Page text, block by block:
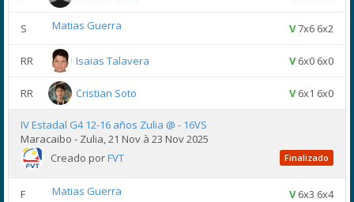
S Matias Guerra V7x6 6x2
RR Isaias Talavera V6x0 6x0
RR Cristian Soto V6x1 6x0
IV Estadal G4 12-16 años Zulia @ - 16VS
Maracaibo - Zulia, 21 Nov à 23 Nov 2025
Creado porFVT Finalizado
F Matias Guerra V6x3 6x4